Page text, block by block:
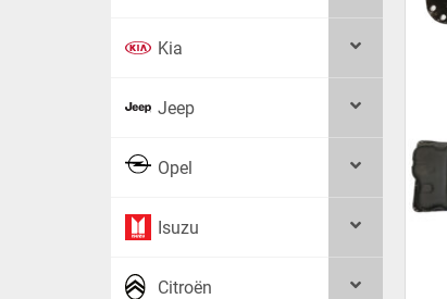
Kia
Jeep
Opel
Isuzu
Citroën